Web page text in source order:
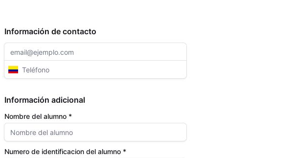
Información de contacto
Información adicional
Nombre del alumno *
Numero de identificacion del alumno *